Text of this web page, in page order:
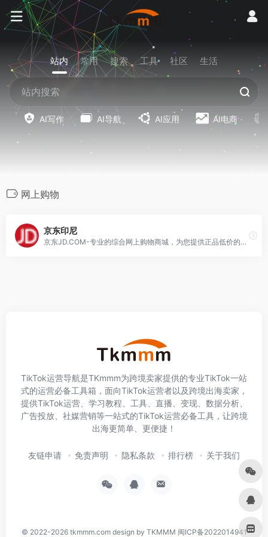
站内 常用 搜索 工具 社区 生活
AI写作 AI导航 AI应用 AI电商
网上购物
京东印尼
京东JD.COM-专业的综合网上购物商城，为您提供正品低价的购物选择、优质便捷的服务体验。商品来自全球数十万品牌商家，囊括家电、手机、电脑、服装、居家、母婴、美妆、个护、食品、生鲜等丰富品类，满足各种购物需求。
TikTok运营导航是TKmmm为跨境卖家提供的专业TikTok一站
式的运营必备工具箱，面向TikTok运营者以及跨境出海卖家，
提供TikTok运营、学习教程、工具、直播、变现、数据分析、
广告投放、社媒营销等一站式的TikTok运营必备工具，让跨境
出海更简单、更便捷！
友链申请 免责声明 隐私条款 排行榜 关于我们
© 2022-2026 tkmmm.comdesign by TKMMM 闽ICP备2022014941